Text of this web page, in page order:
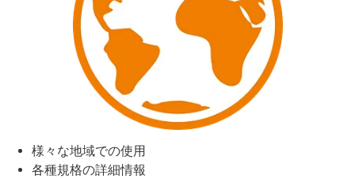
様々な地域での使用
各種規格の詳細情報